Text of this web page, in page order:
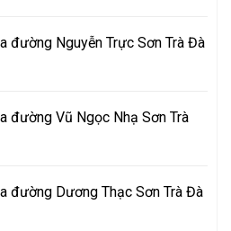
đường Nguyễn Trực Sơn Trà Đà
đường Vũ Ngọc Nhạ Sơn Trà
đường Dương Thạc Sơn Trà Đà